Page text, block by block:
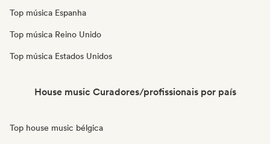
Top música Espanha
Top música Reino Unido
Top música Estados Unidos
House music Curadores/profissionais por país
Top house music bélgica